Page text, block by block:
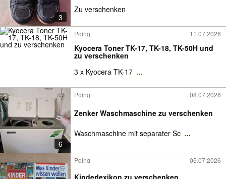
3
Zu verschenken
Poing 11.07.2026
Kyocera Toner TK-17, TK-18, TK-50H und
zu verschenken
3 x Kyocera TK-17 ...
6
Poing 08.07.2026
Zenker Waschmaschine zu verschenken
Waschmaschine mit separater Sc ...
Poing 05.07.2026
Kinderlexikon zu verschenken